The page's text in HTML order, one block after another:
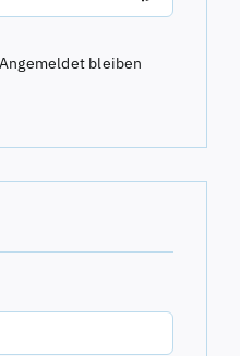
Angemeldet bleiben